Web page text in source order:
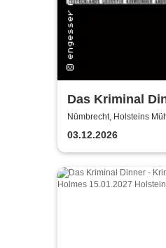
Das Kriminal
Nümbrecht, Holsteins
03.12.2026